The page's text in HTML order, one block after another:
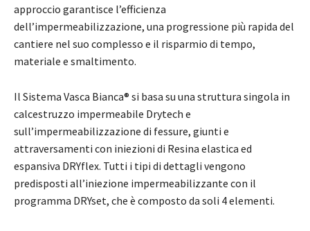
approccio garantisce l’efficienza
dell’impermeabilizzazione, una progressione più rapida del
cantiere nel suo complesso e il risparmio di tempo,
materiale e smaltimento.
Il Sistema Vasca Bianca® si basa su una struttura singola in
calcestruzzo impermeabile Drytech e
sull’impermeabilizzazione di fessure, giunti e
attraversamenti con iniezioni di Resina elastica ed
espansiva DRYflex. Tutti i tipi di dettagli vengono
predisposti all’iniezione impermeabilizzante con il
programma DRYset, che è composto da soli 4 elementi.